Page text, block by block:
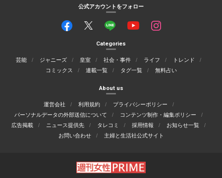
公式アカウントをフォロー
Categories
芸能 ジャニーズ 皇室 社会・事件 ライフ
トレンド
コミックス
連載一覧 タグ一覧 無料占い
About us
運営会社 利用規約
プライバシーポリシー
パーソナルデータの外部送信について
コンテンツ制作・編集ポリシー
広告掲載
ニュース提供先 タレコミ 採用情報
お知らせ一覧
お問い合わせ
主婦と生活社公式サイト